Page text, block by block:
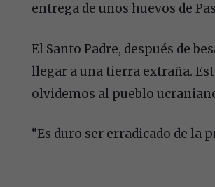
entrega de unos huevos de
El Santo Padre, después de
llegar a una tierra extraña.
olvidemos al pueblo
“Es duro ser erradicado de la